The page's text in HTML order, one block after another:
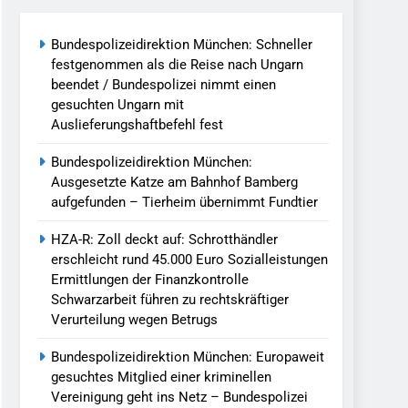
Vereinigung Geht Ins Netz –
In Saarbrücken
/ Bundespolizei Ermittelt Wegen
Fest / Mann Nach Gleissturz Verletzt
Kontrolle In Waidhaus Führt
Bundespolizei Stellt Auto
Bundespolizeidirektion München: Schneller
festgenommen als die Reise nach Ungarn
beendet / Bundespolizei nimmt einen
gesuchten Ungarn mit
Auslieferungshaftbefehl fest
Bundespolizeidirektion München:
Ausgesetzte Katze am Bahnhof Bamberg
aufgefunden – Tierheim übernimmt Fundtier
HZA-R: Zoll deckt auf: Schrotthändler
erschleicht rund 45.000 Euro Sozialleistungen
Ermittlungen der Finanzkontrolle
Schwarzarbeit führen zu rechtskräftiger
Verurteilung wegen Betrugs
Bundespolizeidirektion München: Europaweit
gesuchtes Mitglied einer kriminellen
Vereinigung geht ins Netz – Bundespolizei